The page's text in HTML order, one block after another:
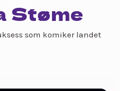
Støme
som komiker landet